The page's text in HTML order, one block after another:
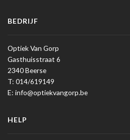
BEDRIJF
Optiek Van Gorp
Gasthuisstraat 6
2340 Beerse
T: 014/619149
E: info@optiekvangorp.be
HELP